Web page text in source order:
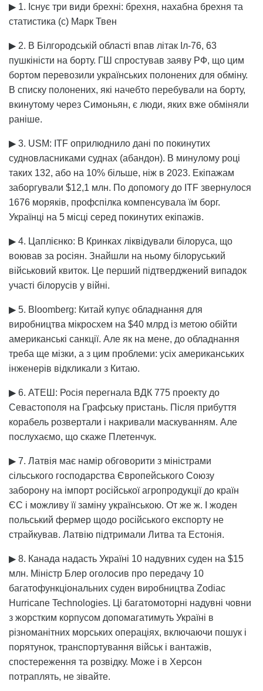
▶ 1. Існує три види брехні: брехня, нахабна брехня та
статистика (с) Марк Твен
▶ 2. В Білгородській області впав літак Іл-76, 63
пушкіністи на борту. ГШ спростував заяву РФ, що цим
бортом перевозили українських полонених для обміну.
В списку полонених, які начебто перебували на борту,
вкинутому через Симоньян, є люди, яких вже обміняли
раніше.
▶ 3. USM: ITF оприлюднило дані по покинутих
судновласниками суднах (абандон). В минулому році
таких 132, або на 10% більше, ніж в 2023. Екіпажам
заборгували $12,1 млн. По допомогу до ITF звернулося
1676 моряків, профспілка компенсувала їм борг.
Українці на 5 місці серед покинутих екіпажів.
▶ 4. Цаплієнко: В Кринках ліквідували білоруса, що
воював за росіян. Знайшли на ньому білоруський
військовий квиток. Це перший підтверджений випадок
участі білорусів у війні.
▶ 5. Bloomberg: Китай купує обладнання для
виробництва мікросхем на $40 млрд із метою обійти
американські санкції. Але як на мене, до обладнання
треба ще мізки, а з цим проблеми: усіх американських
інженерів відкликали з Китаю.
▶ 6. АТЕШ: Росія перегнала ВДК 775 проекту до
Севастополя на Графську пристань. Після прибуття
корабель розвертали і накривали маскуванням. Але
послухаємо, що скаже Плетенчук.
▶ 7. Латвія має намір обговорити з міністрами
сільського господарства Європейського Союзу
заборону на імпорт російської агропродукції до країн
ЄС і можливу її заміну українською. От же ж. І жоден
польський фермер щодо російського експорту не
страйкував. Латвію підтримали Литва та Естонія.
▶ 8. Канада надасть Україні 10 надувних суден на $15
млн. Міністр Блер оголосив про передачу 10
багатофункціональних суден виробництва Zodiac
Hurricane Technologies. Ці багатомоторні надувні човни
з жорстким корпусом допомагатимуть Україні в
різноманітних морських операціях, включаючи пошук і
порятунок, транспортування військ і вантажів,
спостереження та розвідку. Може і в Херсон
потраплять, не зівайте.